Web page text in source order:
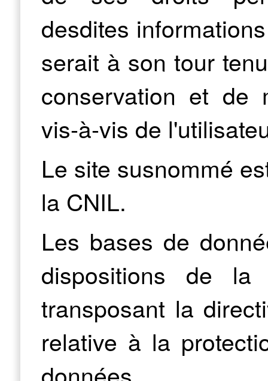
desdites
serait à son tour
conservation et de
vis-à-vis de
Le site susnommé
la CNIL.
Les bases de
dispositions de
transposant la
relative à la